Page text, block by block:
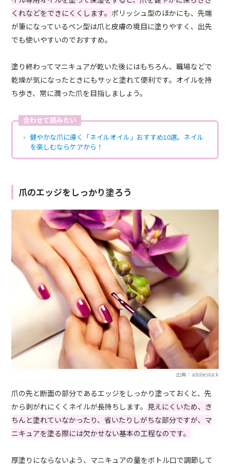
くれなどをできにくくします。ポリッシュ型のほかにも、先端
が筆になっているペン型は爪と皮膚の境目に塗りやすく、出先
でも使いやすいのでおすすめ。
塗り終わってマニキュアが乾いた後にはもちろん、職場などで
乾燥が気になったときにもサッと塗れて便利です。オイルを持
ち歩き、常に潤った爪を目指しましょう。
合わせて読みたい
健やかな爪に導く「ネイルオイル」おすすめ10選。ネイル
を楽しむならケアから！
爪のエッジをしっかり塗ろう
出典：adobestock
爪の先と断面の部分であるエッジをしっかり塗っておくと、先
から剥がれにくくネイルが長持ちします。 見えにくいため、き
ちんと塗れていなかったり、省いたりしがちな部分ですが、マ
ニキュアを塗る際には欠かせない基本の工程なのです。
厚塗りにならないよう、マニキュアの量をボトル口で調節して